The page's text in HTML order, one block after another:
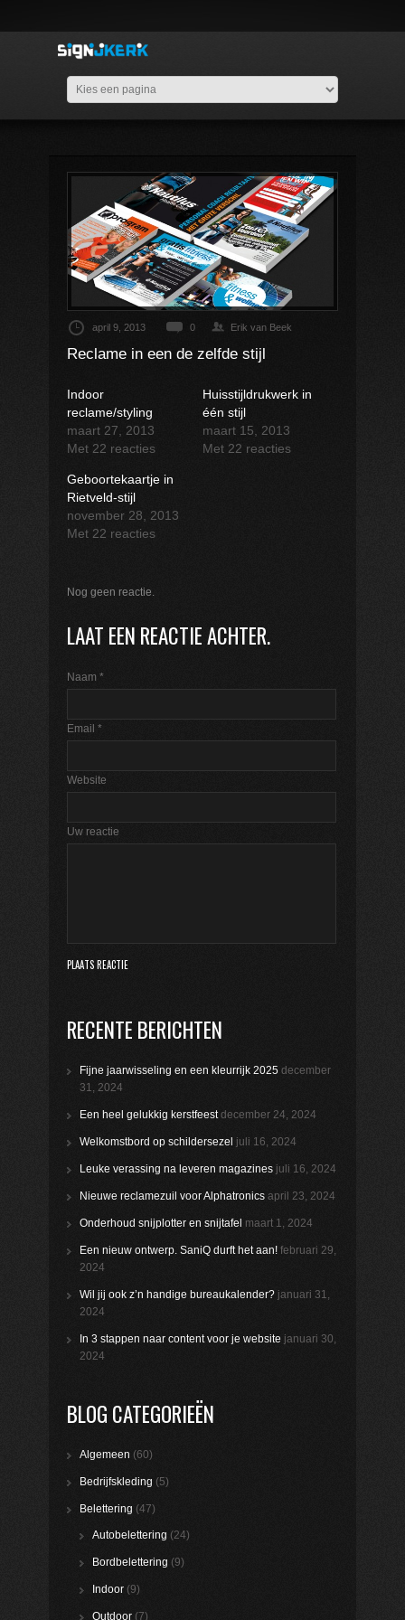
april 9, 2013 0 Erik van Beek
Reclame in een de zelfde stijl
Indoor
reclame/styling
maart 27, 2013
Met 22 reacties
Huisstijldrukwerk in
één stijl
maart 15, 2013
Met 22 reacties
Geboortekaartje in
Rietveld-stijl
november 28, 2013
Met 22 reacties
Nog geen reactie.
LAAT EEN REACTIE ACHTER.
Naam *
Email *
Website
Uw reactie
RECENTE BERICHTEN
Fijne jaarwisseling en een kleurrijk 2025 december
31, 2024
Een heel gelukkig kerstfeest december 24, 2024
Welkomstbord op schildersezel juli 16, 2024
Leuke verassing na leveren magazines juli 16, 2024
Nieuwe reclamezuil voor Alphatronics april 23, 2024
Onderhoud snijplotter en snijtafel maart 1, 2024
Een nieuw ontwerp. SaniQ durft het aan! februari 29,
2024
Wil jij ook z’n handige bureaukalender? januari 31,
2024
In 3 stappen naar content voor je website januari 30,
2024
BLOG CATEGORIEËN
Algemeen (60)
Bedrijfskleding (5)
Belettering (47)
Autobelettering (24)
Bordbelettering (9)
Indoor (9)
Outdoor (7)